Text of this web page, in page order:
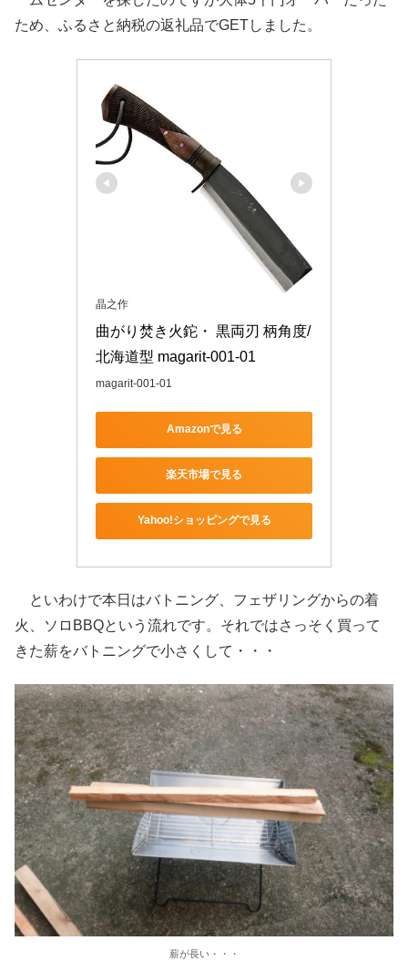
ため、ふるさと納税の返礼品でGETしました。
晶之作
曲がり焚き火鉈・ 黒両刃 柄角度/
北海道型 magarit-001-01
magarit-001-01
Amazonで見る
楽天市場で見る
Yahoo!ショッピングで見る
といわけで本日はバトニング、フェザリングからの着
火、ソロBBQという流れです。それではさっそく買って
きた薪をバトニングで小さくして・・・
薪が長い・・・